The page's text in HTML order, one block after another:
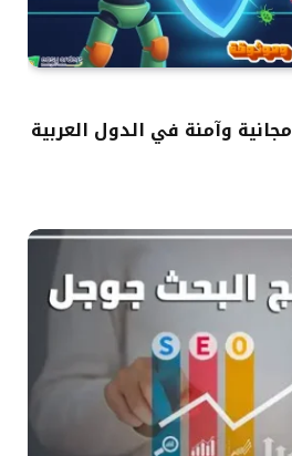
أفضل تطبيقات VPN مجانية وآمنة في الدول العربية